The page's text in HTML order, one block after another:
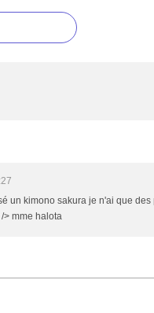
un kimono sakura je n'ai que
> mme halota